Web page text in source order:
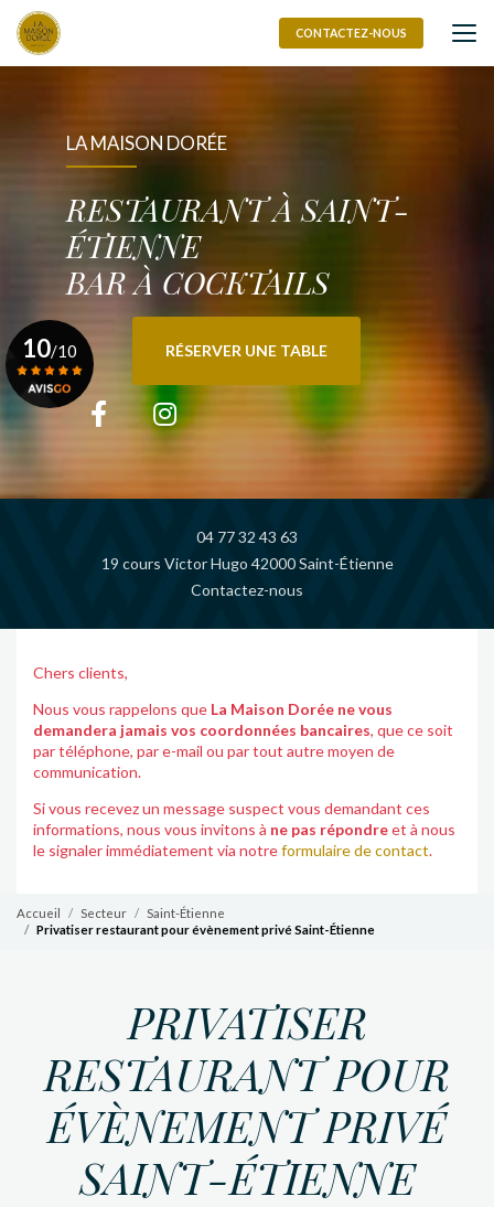
Aller
contenu
CONTACTEZ-NOUS
LA MAISON DORÉE
RESTAURANT À SAINT-
ÉTIENNE
BAR À COCKTAILS
RÉSERVER UNE TABLE
04 77 32 43 63
19 cours Victor Hugo 42000 Saint-Étienne
Contactez-nous
10/10
Chers clients,
Nous vous rappelons que La Maison Dorée ne vous
demandera jamais vos coordonnées bancaires, que ce soit
par téléphone, par e-mail ou par tout autre moyen de
communication.
Si vous recevez un message suspect vous demandant ces
informations, nous vous invitons à ne pas répondreet à nous
le signaler immédiatement via notreformulaire de contact.
Accueil Secteur
Saint-Étienne
Privatiser restaurant pour évènement privé Saint-Étienne
PRIVATISER
RESTAURANT POUR
ÉVÈNEMENT PRIVÉ
SAINT-ÉTIENNE